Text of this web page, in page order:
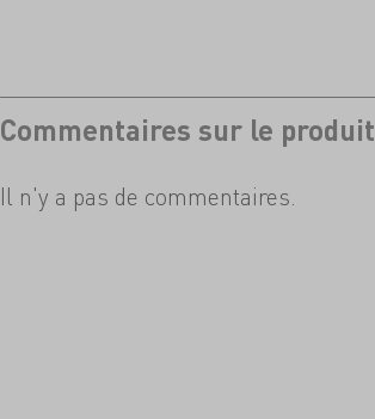
Commentaires sur le produit
Il n'y a pas de commentaires.